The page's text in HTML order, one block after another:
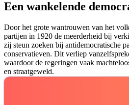
Een wankelende
Door het grote wantrouwen van het
partijen in 1920 de meerderheid bij
zij steun zoeken bij antidemocratische
conservatieven. Dit verliep
waardoor de regeringen vaak
en straatgeweld.